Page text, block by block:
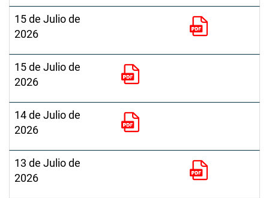
15 de Julio de
2026
15 de Julio de
2026
14 de Julio de
2026
13 de Julio de
2026